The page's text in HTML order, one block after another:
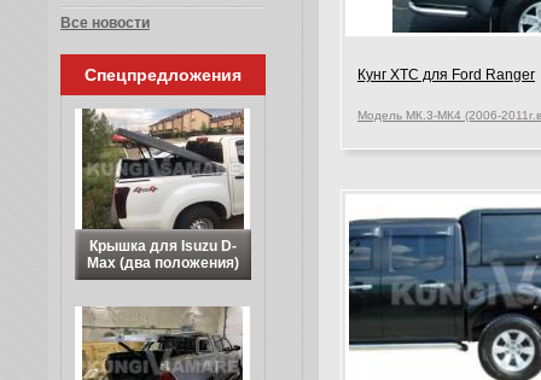
Кунг XTC для Ford Ranger
Модель МК.3-МК4 (2006-
Все новости
Спецпредложения
Крышка для Isuzu D-
Max (два положения)